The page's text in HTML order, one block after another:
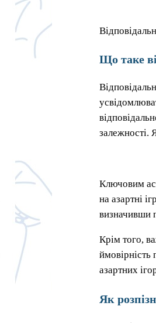
Що таке
залежності.
Ключовим
на азартні
визначивши
Крім того,
ймовірність
азартних
Як